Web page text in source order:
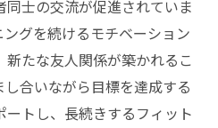
士の交流が促進されていま
グを続けるモチベーション
たな友人関係が築かれるこ
合いながら目標を達成する
トし、長続きするフィット